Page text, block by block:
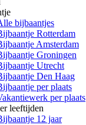
bijbaantjes
Rotterdam
Amsterdam
Groningen
Utrecht
Den Haag
per plaats
per plaats
leeftijden
12 jaar